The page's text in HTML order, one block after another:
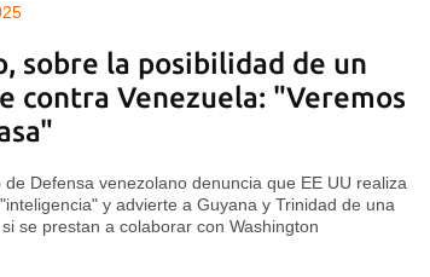
sobre la posibilidad de un
contra Venezuela: "Veremos
de Defensa venezolano denuncia que EE UU realiza
y advierte a Guyana y Trinidad de una
se prestan a colaborar con Washington